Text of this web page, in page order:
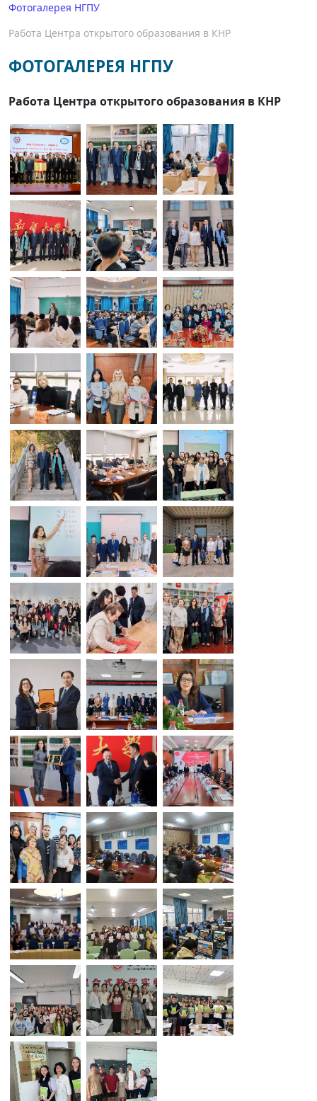
Фотогалерея НГПУ
Работа Центра открытого образования в КНР
ФОТОГАЛЕРЕЯ НГПУ
Работа Центра открытого образования в КНР